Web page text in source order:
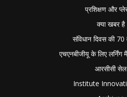
प्रशिक्षण और
क्या खबर है
संविधान दिवस की 70
एचएनबीजीयू के लिए
आरसीसी सेल
Institute